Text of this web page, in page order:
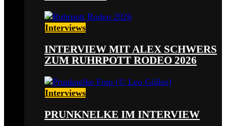
Interviews
INTERVIEW MIT ALEX SCHWERS
ZUM RUHRPOTT RODEO 2026
Interviews
PRUNKNELKE IM INTERVIEW